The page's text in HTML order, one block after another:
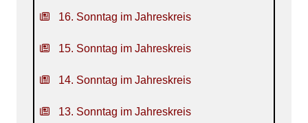
16. Sonntag im Jahreskreis
15. Sonntag im Jahreskreis
14. Sonntag im Jahreskreis
13. Sonntag im Jahreskreis